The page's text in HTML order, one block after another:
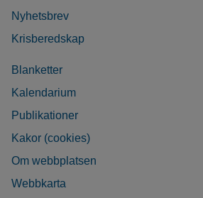
Nyhetsbrev
Krisberedskap
Blanketter
Kalendarium
Publikationer
Kakor (cookies)
Om webbplatsen
Webbkarta